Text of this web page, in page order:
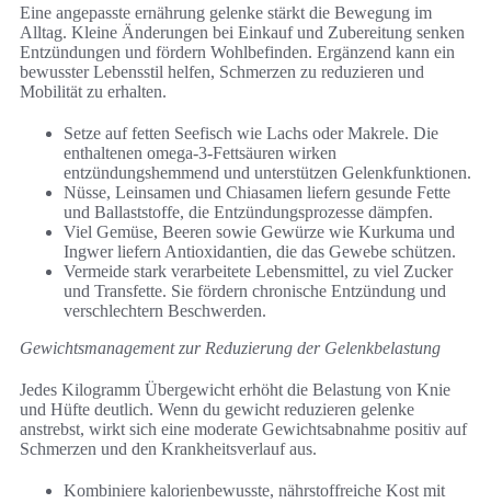
Eine angepasste ernährung gelenke stärkt die Bewegung im
Alltag. Kleine Änderungen bei Einkauf und Zubereitung senken
Entzündungen und fördern Wohlbefinden. Ergänzend kann ein
bewusster Lebensstil helfen, Schmerzen zu reduzieren und
Mobilität zu erhalten.
Setze auf fetten Seefisch wie Lachs oder Makrele. Die
enthaltenen omega-3-Fettsäuren wirken
entzündungshemmend und unterstützen Gelenkfunktionen.
Nüsse, Leinsamen und Chiasamen liefern gesunde Fette
und Ballaststoffe, die Entzündungsprozesse dämpfen.
Viel Gemüse, Beeren sowie Gewürze wie Kurkuma und
Ingwer liefern Antioxidantien, die das Gewebe schützen.
Vermeide stark verarbeitete Lebensmittel, zu viel Zucker
und Transfette. Sie fördern chronische Entzündung und
verschlechtern Beschwerden.
Gewichtsmanagement zur Reduzierung der Gelenkbelastung
Jedes Kilogramm Übergewicht erhöht die Belastung von Knie
und Hüfte deutlich. Wenn du gewicht reduzieren gelenke
anstrebst, wirkt sich eine moderate Gewichtsabnahme positiv auf
Schmerzen und den Krankheitsverlauf aus.
Kombiniere kalorienbewusste, nährstoffreiche Kost mit